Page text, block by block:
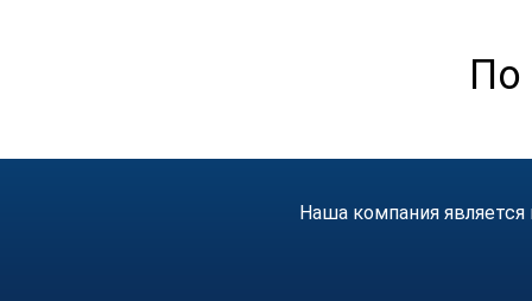
По
Наша компания